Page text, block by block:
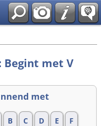
met V
met
B C D E
F